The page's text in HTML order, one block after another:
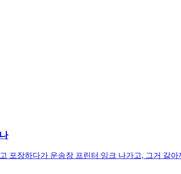
포장하다가 운송장 프린터 잉크 나가고, 그거 갈아